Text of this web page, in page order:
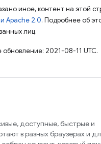
иное, контент на этой
Apache 2.0. Подробнее об
лиц.
2021-08-11 UTC.
доступные, быстрые и
в разных браузерах и